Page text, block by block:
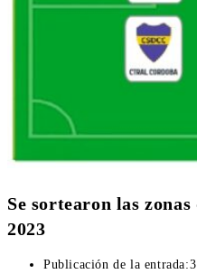
Se sortearon las
2023
Publicación de la entrada: